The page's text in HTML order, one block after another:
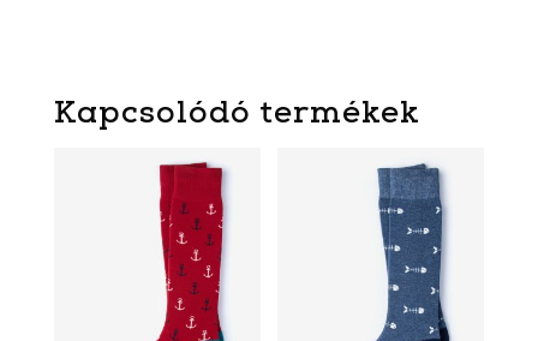
Kapcsolódó termékek